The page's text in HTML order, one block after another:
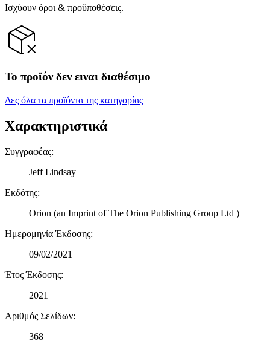
Ισχύουν όροι & προϋποθέσεις.
Το προϊόν δεν ειναι διαθέσιμο
Δες όλα τα προϊόντα της κατηγορίας
Χαρακτηριστικά
Συγγραφέας:
Jeff Lindsay
Εκδότης:
Orion (an Imprint of The Orion Publishing Group Ltd )
Ημερομηνία Έκδοσης:
09/02/2021
Έτος Έκδοσης:
2021
Αριθμός Σελίδων:
368